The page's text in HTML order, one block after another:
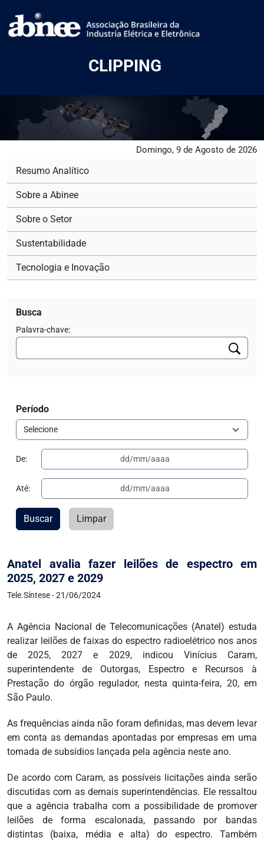
CLIPPING
Domingo, 9 de Agosto de 2026
Anatel avalia fazer leilões de espectro em
2025, 2027 e 2029
Tele.Síntese - 21/06/2024
A Agência Nacional de Telecomunicações (Anatel) estuda
realizar leilões de faixas do espectro radioelétrico nos anos
de 2025, 2027 e 2029, indicou Vinícius Caram,
superintendente de Outorgas, Espectro e Recursos à
Prestação do órgão regulador, nesta quinta-feira, 20, em
São Paulo.
As frequências ainda não foram definidas, mas devem levar
em conta as demandas apontadas por empresas em uma
tomada de subsídios lançada pela agência neste ano.
De acordo com Caram, as possíveis licitações ainda serão
discutidas com as demais superintendências. Ele ressaltou
que a agência trabalha com a possibilidade de promover
leilões de forma escalonada, passando por bandas
distintas (baixa, média e alta) do espectro. Também
Resumo Analítico
Sobre a Abinee
Sobre o Setor
Sustentabilidade
Tecnologia e Inovação
Busca
Palavra-chave:
Período
De:
Até:
Buscar Limpar